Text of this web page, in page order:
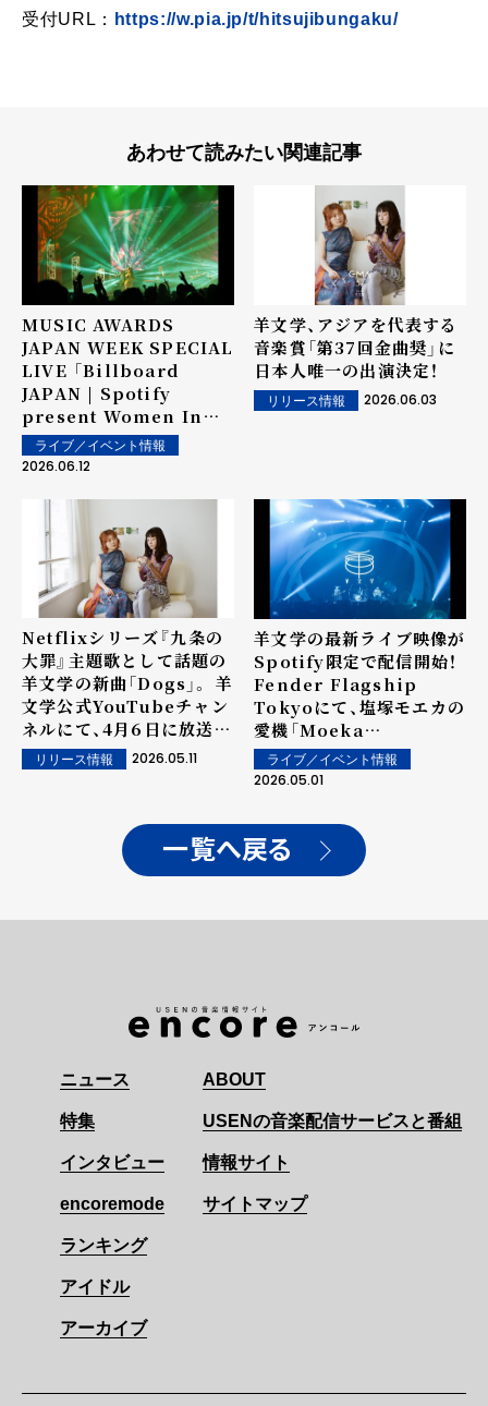
受付URL：
https://w.pia.jp/t/hitsujibungaku/
あわせて読みたい関連記事
MUSIC AWARDS
JAPAN WEEK SPECIAL
LIVE 「Billboard
JAPAN | Spotify
present Women In
Music - EQUAL
STAGE」開催 新しい学校
文学、LANAが出演
ライブ／イベント情報
2026.06.12
羊文学、アジアを代表する
音楽賞「第37回金曲奨」に
日本人唯一の出演決定！
リリース情報 2026.06.03
Netflixシリーズ『九条の
大罪』主題歌として話題の
羊文学の新曲「Dogs」。 羊
文学公式YouTubeチャン
ネルにて、4月6日に放送さ
れたTBS系『CDTVライ
ブ！ライブ！』でのパフォー
ンコール公開。
リリース情報 2026.05.11
羊文学の最新ライブ映像が
Spotify限定で配信開始！
Fender Flagship
Tokyoにて、塩塚モエカの
愛機「Moeka
Shiotsuka Jaguar®
moni」が躍動する特別映
となった豪華イベントの熱
狂を、Spotifyと原宿の大
型サイネージで体感〜
ライブ／イベント情報
2026.05.01
一覧へ戻る
ニュース
特集
インタビュー
encoremode
ランキング
アイドル
アーカイブ
ABOUT
USENの音楽配信サービスと番組
情報サイト
サイトマップ